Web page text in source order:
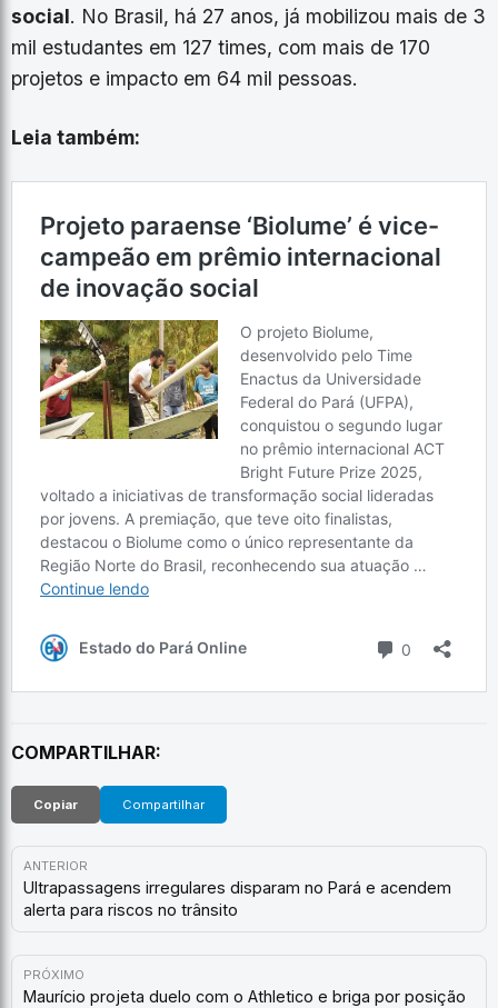
social. No Brasil, há 27 anos, já mobilizou mais de 3
mil estudantes em 127 times, com mais de 170
projetos e impacto em 64 mil pessoas.
Leia também:
COMPARTILHAR:
Copiar Compartilhar
ANTERIOR
Ultrapassagens irregulares disparam no Pará e acendem
alerta para riscos no trânsito
PRÓXIMO
Maurício projeta duelo com o Athletico e briga por posição